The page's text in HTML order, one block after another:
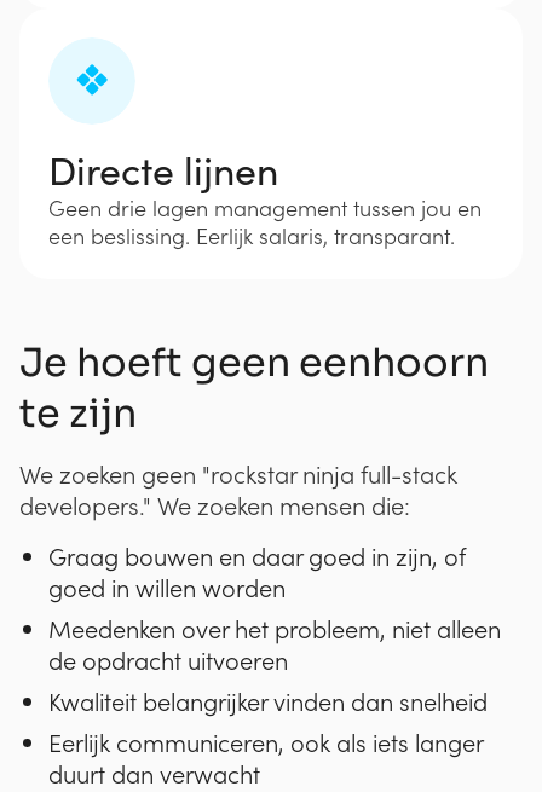
Directe lijnen
Geen drie lagen management tussen jou en
een beslissing. Eerlijk salaris, transparant.
Je hoeft geen eenhoorn
te zijn
We zoeken geen "rockstar ninja full-stack
developers." We zoeken mensen die:
Graag bouwen en daar goed in zijn, of
goed in willen worden
Meedenken over het probleem, niet alleen
de opdracht uitvoeren
Kwaliteit belangrijker vinden dan snelheid
Eerlijk communiceren, ook als iets langer
duurt dan verwacht